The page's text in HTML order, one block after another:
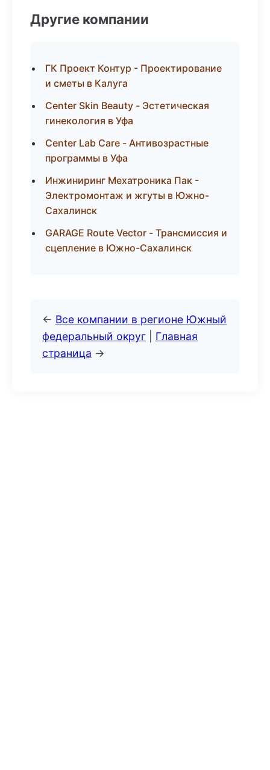
Другие компании
ГК Проект Контур - Проектирование
и сметы в Калуга
Center Skin Beauty - Эстетическая
гинекология в Уфа
Center Lab Care - Антивозрастные
программы в Уфа
Инжиниринг Мехатроника Пак -
Электромонтаж и жгуты в Южно-
Сахалинск
GARAGE Route Vector - Трансмиссия и
сцепление в Южно-Сахалинск
← Все компании в регионе Южный
федеральный округ
Главная
страница →